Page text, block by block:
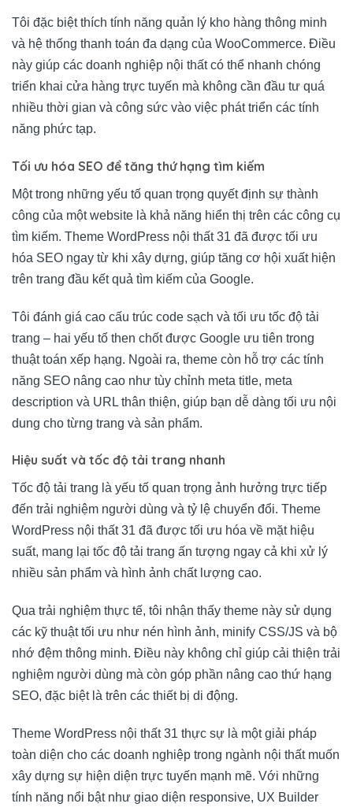
Tôi đặc biệt thích tính năng quản lý kho hàng thông minh
và hệ thống thanh toán đa dạng của WooCommerce. Điều
này giúp các doanh nghiệp nội thất có thể nhanh chóng
triển khai cửa hàng trực tuyến mà không cần đầu tư quá
nhiều thời gian và công sức vào việc phát triển các tính
năng phức tạp.
Tối ưu hóa SEO để tăng thứ hạng tìm kiếm
Một trong những yếu tố quan trọng quyết định sự thành
công của một website là khả năng hiển thị trên các công cụ
tìm kiếm. Theme WordPress nội thất 31 đã được tối ưu
hóa SEO ngay từ khi xây dựng, giúp tăng cơ hội xuất hiện
trên trang đầu kết quả tìm kiếm của Google.
Tôi đánh giá cao cấu trúc code sạch và tối ưu tốc độ tải
trang – hai yếu tố then chốt được Google ưu tiên trong
thuật toán xếp hạng. Ngoài ra, theme còn hỗ trợ các tính
năng SEO nâng cao như tùy chỉnh meta title, meta
description và URL thân thiện, giúp bạn dễ dàng tối ưu nội
dung cho từng trang và sản phẩm.
Hiệu suất và tốc độ tải trang nhanh
Tốc độ tải trang là yếu tố quan trọng ảnh hưởng trực tiếp
đến trải nghiệm người dùng và tỷ lệ chuyển đổi. Theme
WordPress nội thất 31 đã được tối ưu hóa về mặt hiệu
suất, mang lại tốc độ tải trang ấn tượng ngay cả khi xử lý
nhiều sản phẩm và hình ảnh chất lượng cao.
Qua trải nghiệm thực tế, tôi nhận thấy theme này sử dụng
các kỹ thuật tối ưu như nén hình ảnh, minify CSS/JS và bộ
nhớ đệm thông minh. Điều này không chỉ giúp cải thiện trải
nghiệm người dùng mà còn góp phần nâng cao thứ hạng
SEO, đặc biệt là trên các thiết bị di động.
Theme WordPress nội thất 31 thực sự là một giải pháp
toàn diện cho các doanh nghiệp trong ngành nội thất muốn
xây dựng sự hiện diện trực tuyến mạnh mẽ. Với những
tính năng nổi bật như giao diện responsive, UX Builder